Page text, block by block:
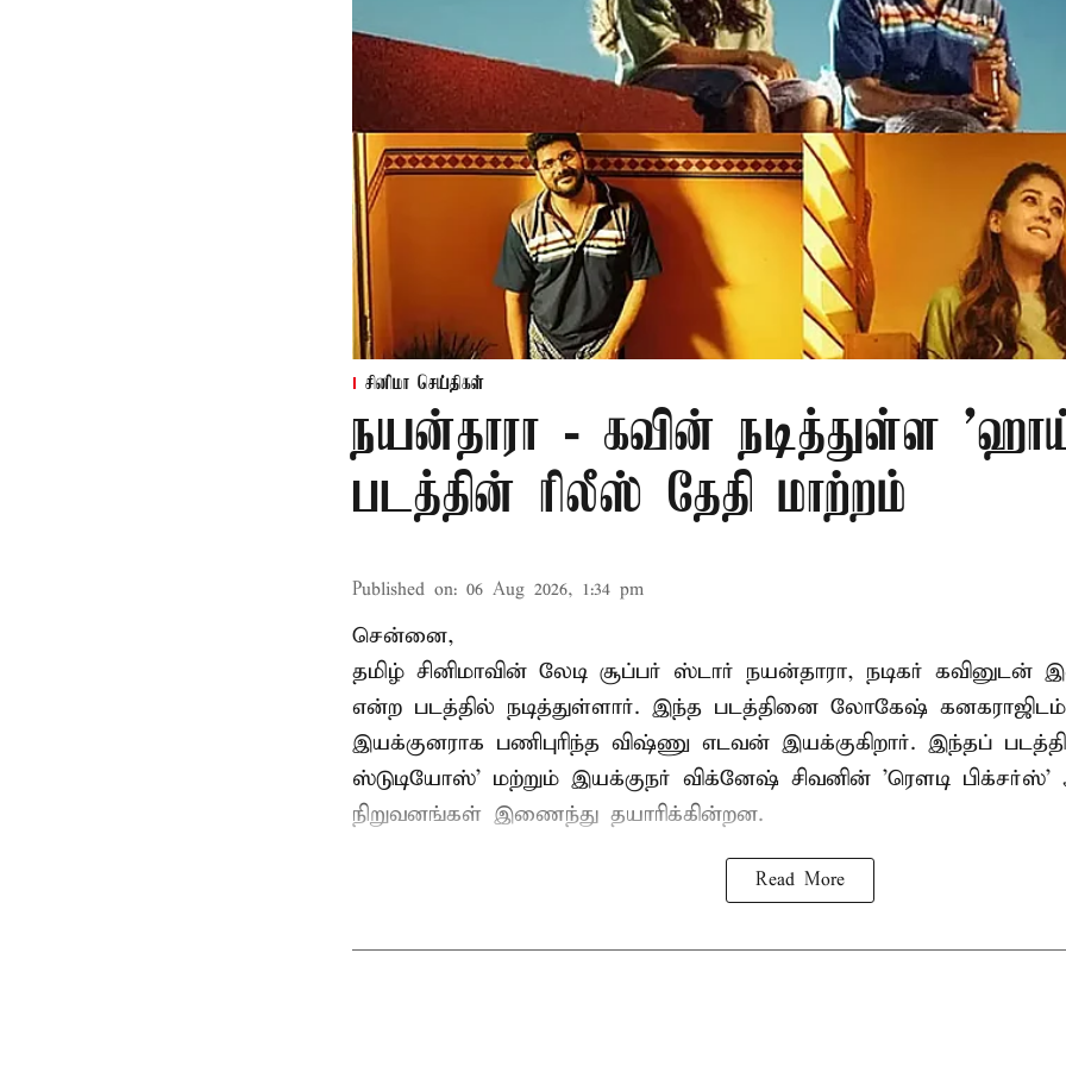
சினிமா செய்திகள்
நயன்தாரா - கவின் நடித்துள்ள
படத்தின் ரிலீஸ் தேதி மாற்றம்
Published on: 06 Aug 2026, 1:34 pm
சென்னை,
தமிழ் சினிமாவின் லேடி சூப்பர் ஸ்டார் நயன்தாரா, நடிகர்
என்ற படத்தில் நடித்துள்ளார். இந்த படத்தினை லோகேஷ்
இயக்குனராக பணிபுரிந்த விஷ்ணு எடவன் இயக்குகிறார். இந்தப்
ஸ்டுடியோஸ்' மற்றும் இயக்குநர் விக்னேஷ் சிவனின் 'ரௌடி பிக்சர்ஸ்'
நிறுவனங்கள் இணைந்து தயாரிக்கின்றன.
Read More